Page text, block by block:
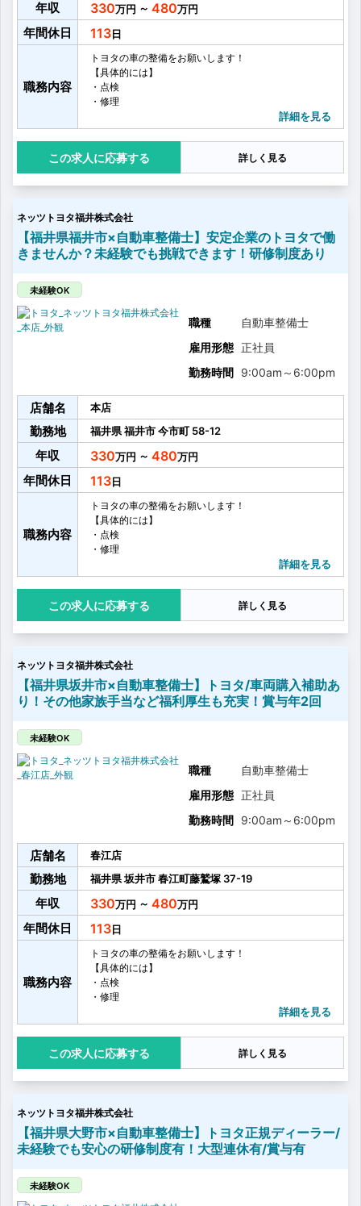
年収 330 ～ 480
年間休日 113
職務内容
トヨタの車の整備をお願いします！
【具体的には】
・点検
・修理
・オイル交換
・タイヤ交換
・お客様へ整備内容のご説明
・お客様へのアフターフォロー
・その他整備業務に付随する雑務
お客さまに心から満足していただけるより良いサービ
スを提供するために、
営業、フロアアテンダント、サービスエンジニアの3部
門が日頃から積極的にコミュニケーションをとり、
詳細を見る
応募する 詳しく見る
ネッツトヨタ福井株式会社
【福井県福井市×自動車整備士】安定企業のトヨタで働
きませんか？未経験でも挑戦できます！研修制度あり
未経験OK
職種
自動車整備士
雇用形態 正社員
勤務時間 9:00am ～ 6:00pm
店舗名 本店
勤務地 福井県福井市今市町 58-12
年収 330 ～ 480
年間休日 113
職務内容
トヨタの車の整備をお願いします！
【具体的には】
・点検
・修理
・オイル交換
・タイヤ交換
・お客様へ整備内容のご説明
・お客様へのアフターフォロー
・その他整備業務に付随する雑務
お客さまに心から満足していただけるより良いサービ
スを提供するために、
営業、フロアアテンダント、サービスエンジニアの3部
門が日頃から積極的にコミュニケーションをとり、
詳細を見る
応募する 詳しく見る
ネッツトヨタ福井株式会社
【福井県坂井市×自動車整備士】トヨタ/車両購入補助あ
り！その他家族手当など福利厚生も充実！賞与年2回
未経験OK
職種
自動車整備士
雇用形態 正社員
勤務時間 9:00am ～ 6:00pm
店舗名 春江店
勤務地 福井県坂井市春江町藤鷲塚 37-19
年収 330 ～ 480
年間休日 113
職務内容
トヨタの車の整備をお願いします！
【具体的には】
・点検
・修理
・オイル交換
・タイヤ交換
・お客様へ整備内容のご説明
・お客様へのアフターフォロー
・その他整備業務に付随する雑務
お客さまに心から満足していただけるより良いサービ
スを提供するために、
営業、フロアアテンダント、サービスエンジニアの3部
門が日頃から積極的にコミュニケーションをとり、
詳細を見る
応募する 詳しく見る
ネッツトヨタ福井株式会社
【福井県大野市×自動車整備士】トヨタ正規ディーラー/
未経験でも安心の研修制度有！大型連休有/賞与有
未経験OK